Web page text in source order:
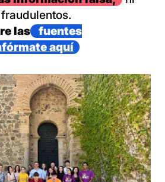
las
fuentes
aquí